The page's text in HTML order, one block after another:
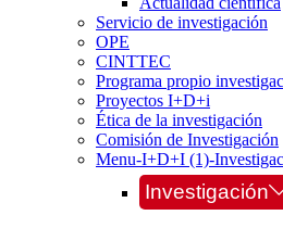
Servicio de investigación
OPE
CINTTEC
Programa propio
Proyectos I+D+i
Ética de la investigación
Comisión de Investigación
Menu-I+D+I (1)-
Investigación